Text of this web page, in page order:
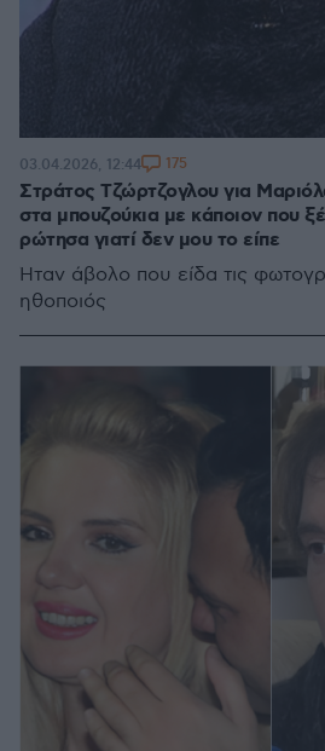
Στράτος Τζώρτζογλου για
στα μπουζούκια με κάποιον που
ρώτησα γιατί δεν μου το είπε
Ήταν άβολο που είδα τις
ηθοποιός
03.04.2026, 12:44 175